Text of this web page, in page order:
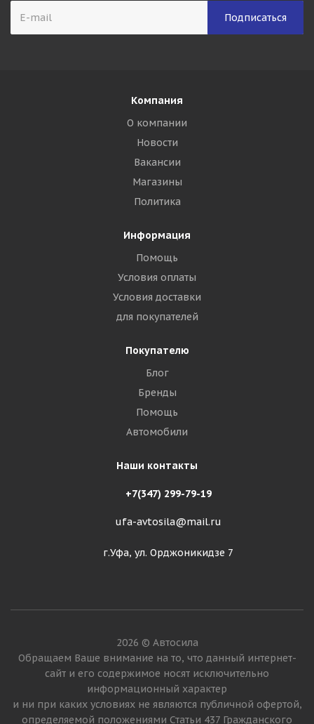
Компания
О компании
Новости
Вакансии
Магазины
Политика
Информация
Помощь
Условия оплаты
Условия доставки
для покупателей
Покупателю
Блог
Бренды
Помощь
Автомобили
Наши контакты
+7(347) 299-79-19
ufa-avtosila@mail.ru
г.Уфа, ул. Орджоникидзе 7
2026 © Автосила
Обращаем Ваше внимание на то, что данный интернет-
сайт и его содержимое носят исключительно
информационный характер
и ни при каких условиях не являются публичной офертой,
определяемой положениями Статьи 437 Гражданского